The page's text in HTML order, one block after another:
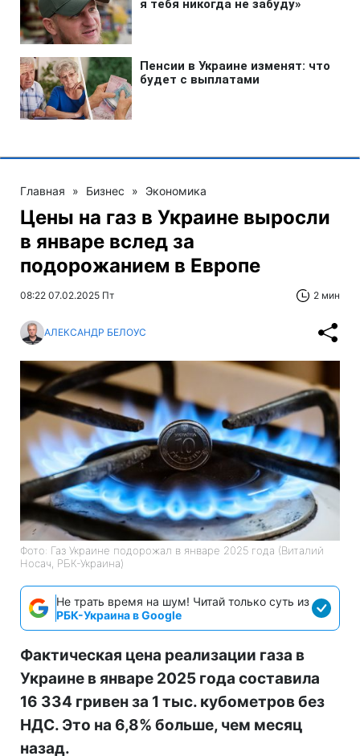
Главная » Бизнес » Экономика
Цены на газ в Украине выросли
в январе вслед за
подорожанием в Европе
08:22 07.02.2025 Пт 2 мин
АЛЕКСАНДР БЕЛОУС
Фото: Газ Украине подорожал в январе 2025 года (Виталий
Носач, РБК-Украина)
Не трать время на шум! Читай только суть из
РБК-Украина в Google
Фактическая цена реализации газа в
Украине в январе 2025 года составила
16 334 гривен за 1 тыс. кубометров без
НДС. Это на 6,8% больше, чем месяц
назад.